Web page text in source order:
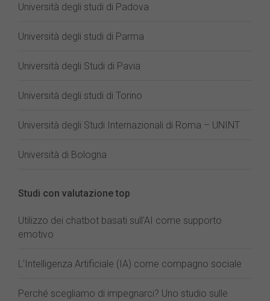
Università degli studi di Padova
Università degli studi di Parma
Università degli Studi di Pavia
Università degli studi di Torino
Università degli Studi Internazionali di Roma – UNINT
Università di Bologna
Studi con valutazione top
Utilizzo dei chatbot basati sull'AI come supporto
emotivo
L'Intelligenza Artificiale (IA) come compagno sociale
Perché scegliamo di impegnarci? Uno studio sulle